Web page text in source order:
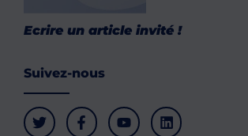
Ecrire un article invité !
Suivez-nous